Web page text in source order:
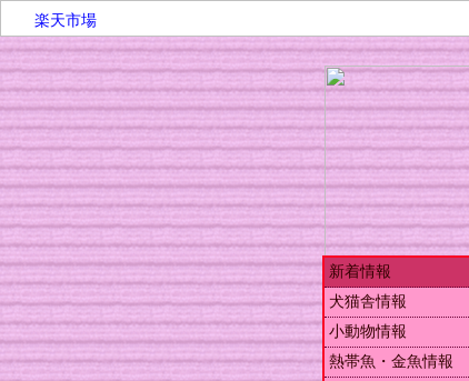
楽天市場
新着情報
犬猫舎情報
小動物情報
熱帯魚・金魚情報